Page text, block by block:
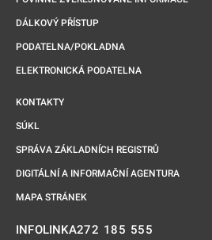
DÁLKOVÝ PŘÍSTUP
PODATELNA/POKLADNA
ELEKTRONICKÁ PODATELNA
KONTAKTY
SÚKL
SPRÁVA ZÁKLADNÍCH REGISTRŮ
DIGITÁLNÍ A INFORMAČNÍ AGENTURA
MAPA STRÁNEK
INFOLINKA272 185 555